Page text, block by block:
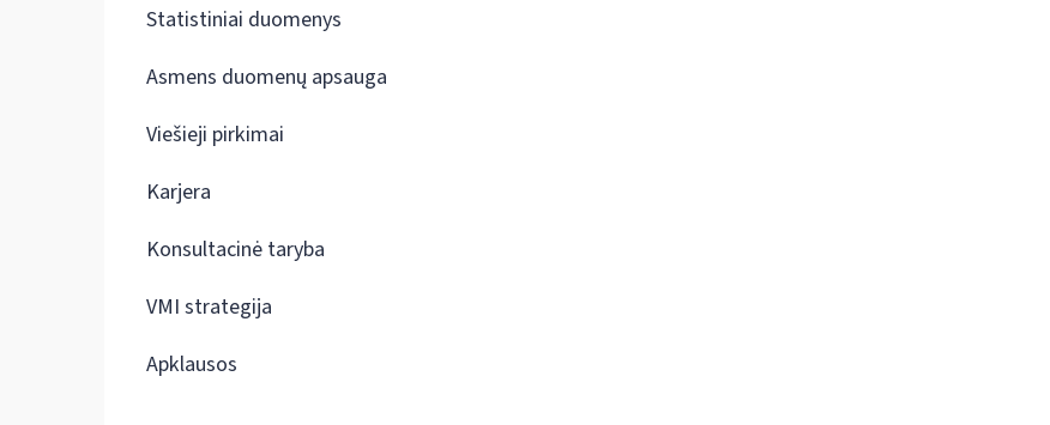
Statistiniai duomenys
Asmens duomenų apsauga
Viešieji pirkimai
Karjera
Konsultacinė taryba
VMI strategija
Apklausos